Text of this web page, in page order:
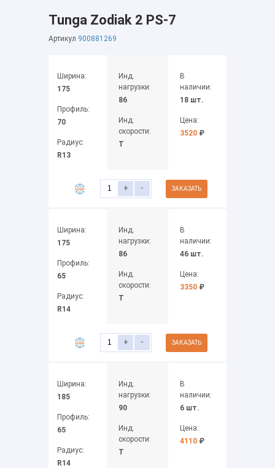
Tunga Zodiak 2 PS-7
Артикул 900881269
Ширина:
175
Профиль:
70
Радиус:
R13
Инд.
нагрузки:
86
Инд.
скорости:
T
В
наличии:
18 шт.
Цена:
3520 ₽
+ - ЗАКАЗАТЬ
Ширина:
175
Профиль:
65
Радиус:
R14
Инд.
нагрузки:
86
Инд.
скорости:
T
В
наличии:
46 шт.
Цена:
3350 ₽
+ - ЗАКАЗАТЬ
Ширина:
185
Профиль:
65
Радиус:
R14
Инд.
нагрузки:
90
Инд.
скорости:
T
В
наличии:
6 шт.
Цена:
4110 ₽